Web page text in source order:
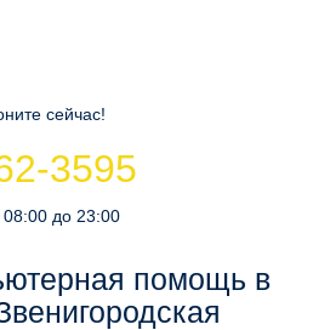
сейчас!
3595
до 23:00
помощь в